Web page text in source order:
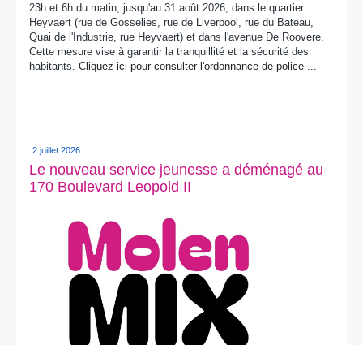
23h et 6h du matin, jusqu'au 31 août 2026, dans le quartier
Heyvaert (rue de Gosselies, rue de Liverpool, rue du Bateau,
Quai de l'Industrie, rue Heyvaert) et dans l'avenue De Roovere.
Cette mesure vise à garantir la tranquillité et la sécurité des
habitants. Cliquez ici pour consulter l'ordonnance de police ...
2 juillet 2026
Le nouveau service jeunesse a déménagé au
170 Boulevard Leopold II